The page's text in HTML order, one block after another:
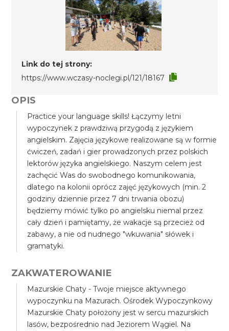
Link do tej strony:
https://www.wczasy-noclegi.pl/121/18167
OPIS
Practice your language skills! Łączymy letni
wypoczynek z prawdziwą przygodą z językiem
angielskim. Zajęcia językowe realizowane są w formie
ćwiczeń, zadań i gier prowadzonych przez polskich
lektorów języka angielskiego. Naszym celem jest
zachęcić Was do swobodnego komunikowania,
dlatego na kolonii oprócz zajęć językowych (min. 2
godziny dziennie przez 7 dni trwania obozu)
będziemy mówić tylko po angielsku niemal przez
cały dzień i pamiętamy, że wakacje są przecież od
zabawy, a nie od nudnego "wkuwania" słówek i
gramatyki.
ZAKWATEROWANIE
Mazurskie Chaty - Twoje miejsce aktywnego
wypoczynku na Mazurach. Ośrodek Wypoczynkowy
Mazurskie Chaty położony jest w sercu mazurskich
lasów, bezpośrednio nad Jeziorem Wągiel. Na